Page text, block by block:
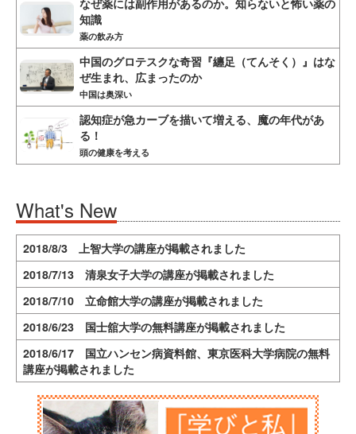
知識
薬の飲み方
中国のグロテスクな奇習『纏足（てんそく）』はな
ぜ生まれ、広まったのか
中国は奥深い
認知症が急カーブを描いて増える、魔の年代があ
る！
頭の健康を考える
What's New
2018/8/3 上智大学の講座が掲載されました
2018/7/13 清泉女子大学の講座が掲載されました
2018/7/10 立命館大学の講座が掲載されました
2018/6/23 国士舘大学の無料講座が掲載されました
2018/6/17 国立ハンセン病資料館、東京医科大学病院の無料
講座が掲載されました